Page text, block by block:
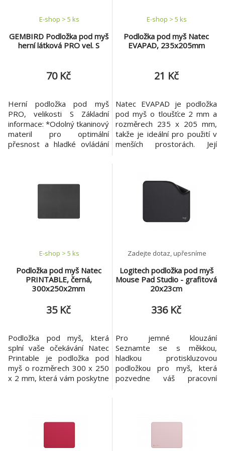
GEMBIRD Podložka pod myš
herní látková PRO vel. S
E-shop > 5 ks
70 Kč
Herní podložka pod myš
PRO, velikosti S Základní
informace: *Odolný tkaninový
materil pro optimální
přesnost a hladké ovládání
odolné protiskluzové gumy
Podložka pod myš Natec
EVAPAD, 235x205mm
E-shop > 5 ks
21 Kč
Natec EVAPAD je podložka
pod myš o tloušťce 2 mm a
rozměrech 235 x 205 mm,
takže je ideální pro použití v
menších prostorách. Její
práci. Tato podložka byla
navržena pro uživatele, kteří
řešení za dostupnou cenu. S
Podložka pod myš Natec
PRINTABLE, černá,
300x250x2mm
E-shop > 5 ks
35 Kč
Podložka pod myš, která
splní vaše očekávání Natec
Printable je podložka pod
myš o rozměrech 300 x 250
x 2 mm, která vám poskytne
barevný potisk. Můžete si ji
Logitech podložka pod myš
Mouse Pad Studio - grafitová
20x23cm
Zadejte dotaz, upřesníme
336 Kč
Pro jemné klouzání
Seznamte se s měkkou,
hladkou protiskluzovou
podložkou pro myš, která
pozvedne váš pracovní
pro svou oblíbenou myš